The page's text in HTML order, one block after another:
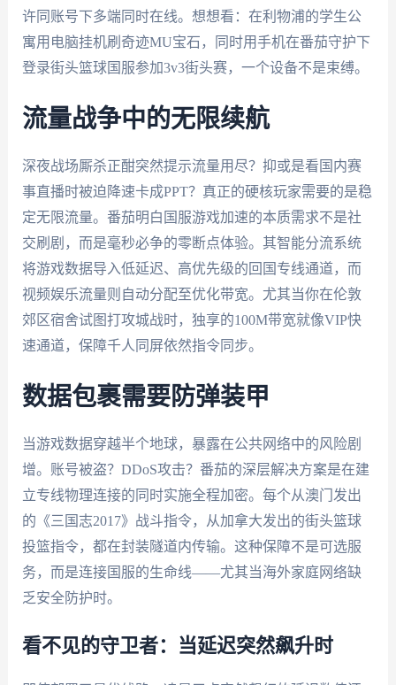
许同账号下多端同时在线。想想看：在利物浦的学生公
寓用电脑挂机刷奇迹MU宝石，同时用手机在番茄守护下
登录街头篮球国服参加3v3街头赛，一个设备不是束缚。
流量战争中的无限续航
深夜战场厮杀正酣突然提示流量用尽？抑或是看国内赛
事直播时被迫降速卡成PPT？真正的硬核玩家需要的是稳
定无限流量。番茄明白国服游戏加速的本质需求不是社
交刷剧，而是毫秒必争的零断点体验。其智能分流系统
将游戏数据导入低延迟、高优先级的回国专线通道，而
视频娱乐流量则自动分配至优化带宽。尤其当你在伦敦
郊区宿舍试图打攻城战时，独享的100M带宽就像VIP快
速通道，保障千人同屏依然指令同步。
数据包裹需要防弹装甲
当游戏数据穿越半个地球，暴露在公共网络中的风险剧
增。账号被盗？DDoS攻击？番茄的深层解决方案是在建
立专线物理连接的同时实施全程加密。每个从澳门发出
的《三国志2017》战斗指令，从加拿大发出的街头篮球
投篮指令，都在封装隧道内传输。这种保障不是可选服
务，而是连接国服的生命线——尤其当海外家庭网络缺
乏安全防护时。
看不见的守卫者：当延迟突然飙升时